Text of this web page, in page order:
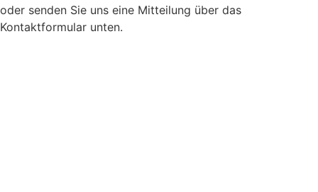
oder senden Sie uns eine Mitteilung über das
Kontaktformular unten.